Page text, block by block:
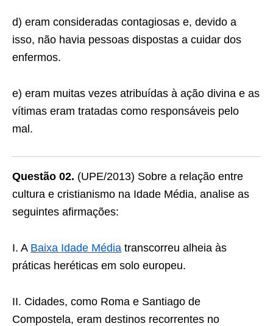
d) eram consideradas contagiosas e, devido a
isso, não havia pessoas dispostas a cuidar dos
enfermos.
e) eram muitas vezes atribuídas à ação divina e as
vítimas eram tratadas como responsáveis pelo
mal.
Questão 02. (UPE/2013) Sobre a relação entre
cultura e cristianismo na Idade Média, analise as
seguintes afirmações:
I. A Baixa Idade Média transcorreu alheia às
práticas heréticas em solo europeu.
II. Cidades, como Roma e Santiago de
Compostela, eram destinos recorrentes no